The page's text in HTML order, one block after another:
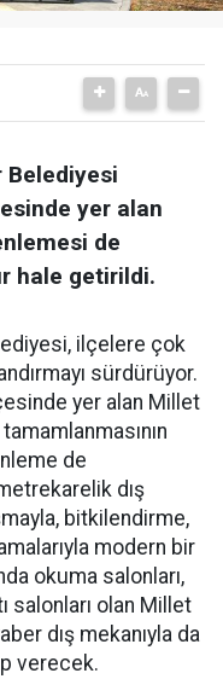
Belediyesi
yer alan
de
hale getirildi.
ilçelere çok
sürdürüyor.
yer alan Millet
de
dış
bitkilendirme,
modern bir
okuma salonları,
salonları olan Millet
dış mekanıyla da
verecek.